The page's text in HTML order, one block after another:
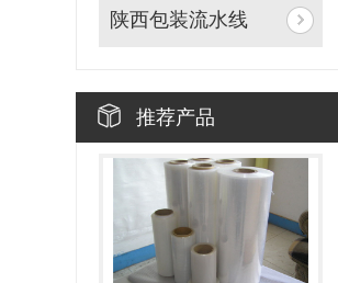
陕西包装流水线
推荐产品